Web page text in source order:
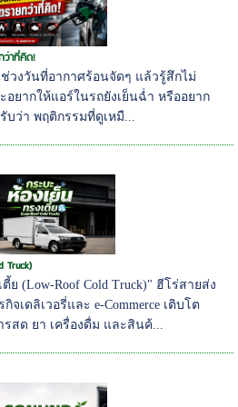
ว่าที่คิด!
วงวันที่อากาศร้อนจัดๆ แล้วรู้สึกไม่
อยากให้แอร์ในรถยังเย็นฉ่ำ หรืออยาก
บว่า พฤติกรรมที่ดูเหมื...
Truck)
ย (Low-Roof Cold Truck)" ฮีโร่สายส่ง
เดลิเวอรี่และ e-Commerce เติบโต
รสด ยา เครื่องดื่ม และสินค้...